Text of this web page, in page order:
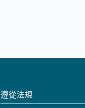
遵從法規